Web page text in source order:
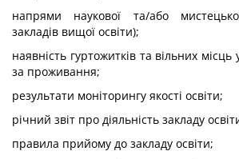
напрями наукової та/або
закладів вищої освіти);
наявність гуртожитків та вільних
за проживання;
результати моніторингу якості освіти;
річний звіт про діяльність закладу
правила прийому до закладу освіти;